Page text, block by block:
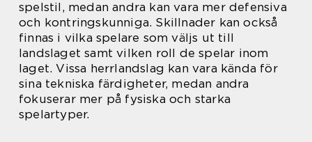
spelstil, medan andra kan vara mer defensiva
och kontringskunniga. Skillnader kan också
finnas i vilka spelare som väljs ut till
landslaget samt vilken roll de spelar inom
laget. Vissa herrlandslag kan vara kända för
sina tekniska färdigheter, medan andra
fokuserar mer på fysiska och starka
spelartyper.